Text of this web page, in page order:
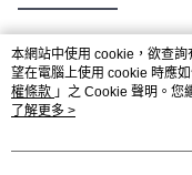
熱門標籤
本網站中使用 cookie，欲查詢
望在電腦上使用 cookie 時應
權條款 」之 Cookie 聲明。您
用條款之 Cookie 聲明使用
了解更多 >